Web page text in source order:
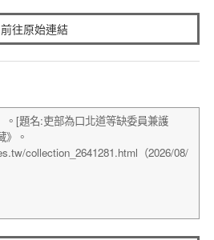
前往原始連結